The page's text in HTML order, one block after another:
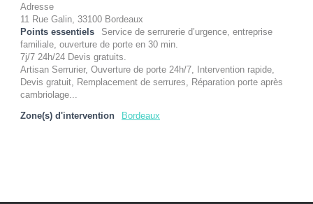
Adresse
11 Rue Galin, 33100 Bordeaux
Points essentiels
Service de serrurerie d’urgence, entreprise
familiale, ouverture de porte en 30 min.
7j/7 24h/24 Devis gratuits.
Artisan Serrurier, Ouverture de porte 24h/7, Intervention rapide,
Devis gratuit, Remplacement de serrures, Réparation porte après
cambriolage...
Zone(s) d'intervention Bordeaux